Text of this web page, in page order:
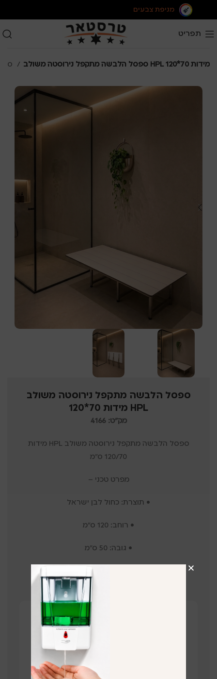
מניפת צבעים
תפריט
ספסל הלבשה מתקפל נירוסטה משולב HPL מידות 70*120
ספסל הלבשה מתקפל נירוסטה משולב
HPL מידות 70*120
מק"ט: 4166
ספסל הלבשה מתקפל נירוסטה משולב HPL מידות
120/70 ס"מ
מפרט טכני –
• תוצרת: כחול לבן ישראל
• רוחב: 120 ס”מ
• גובה: 50 ס”מ
•צבע: על פי הזמנה ובהתאם למלאי
קבלו הצעת מחיר על המוצר!
השאירו פרטים ונציג שלנו יחזור בהקדם